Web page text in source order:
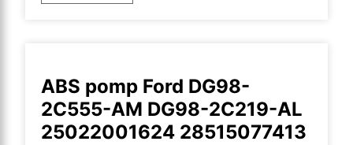
ABS pomp Ford DG98-
2C555-AM DG98-2C219-AL
25022001624 28515077413